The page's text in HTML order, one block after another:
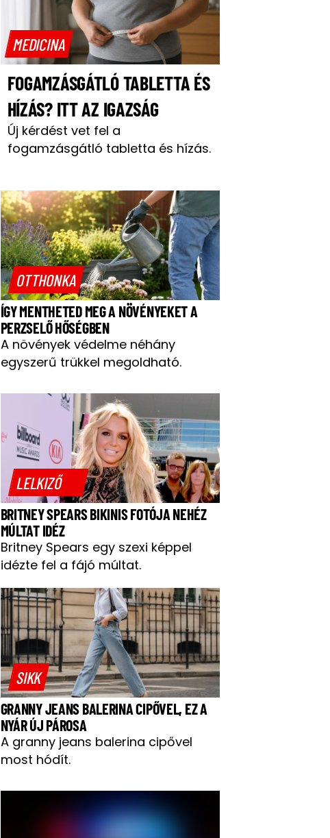
MEDICINA
FOGAMZÁSGÁTLÓ TABLETTA ÉS
HÍZÁS? ITT AZ IGAZSÁG
Új kérdést vet fel a
fogamzásgátló tabletta és hízás.
OTTHONKA
ÍGY MENTHETED MEG A NÖVÉNYEKET A
PERZSELŐ HŐSÉGBEN
A növények védelme néhány
egyszerű trükkel megoldható.
LELKIZŐ
BRITNEY SPEARS BIKINIS FOTÓJA NEHÉZ
MÚLTAT IDÉZ
Britney Spears egy szexi képpel
idézte fel a fájó múltat.
SIKK
GRANNY JEANS BALERINA CIPŐVEL, EZ A
NYÁR ÚJ PÁROSA
A granny jeans balerina cipővel
most hódít.